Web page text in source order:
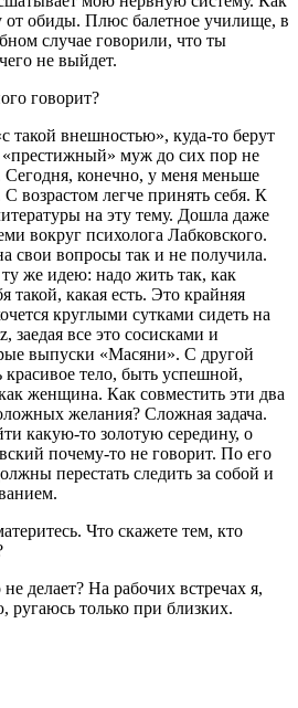
от обиды. Плюс балетное училище, в
случае говорили, что ты
не выйдет.
говорит?
такой внешностью», куда-то берут
муж до сих пор не
конечно, у меня меньше
возрастом легче принять себя. К
на эту тему. Дошла даже
вокруг психолога Лабковского.
свои вопросы так и не получила.
же идею: надо жить так, как
такой, какая есть. Это крайняя
круглыми сутками сидеть на
заедая все это сосисками и
выпуски «Масяни». С другой
тело, быть успешной,
женщина. Как совместить эти два
желания? Сложная задача.
какую-то золотую середину, о
почему-то не говорит. По его
перестать следить за собой и
Что скажете тем, кто
делает? На рабочих встречах я,
ругаюсь только при близких.